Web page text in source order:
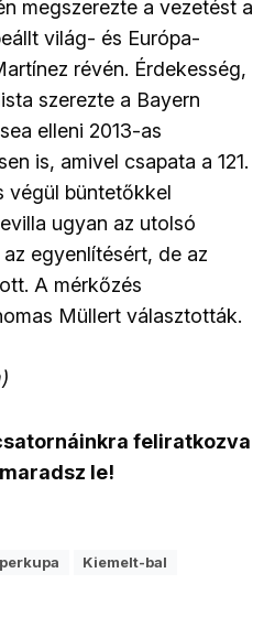
megszerezte a vezetést a
világ- és Európa-
révén. Érdekesség,
szerezte a Bayern
elleni 2013-as
is, amivel csapata a 121.
végül büntetőkkel
ugyan az utolsó
egyenlítésért, de az
A mérkőzés
Müllert választották.
feliratkozva
le!
Kiemelt-bal